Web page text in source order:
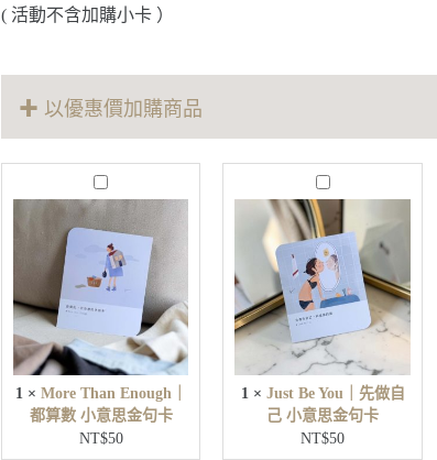
刺
飾
( 活動不含加購小卡 ）
✚ 以優惠價加購商品
M
o
h
n
E
n
o
u
g
h
｜
1 × More Than Enough｜
都算數 小意思金句卡
NT$50
J
u
s
t
B
e
Y
o
u
｜
先
做
自
己
1 × Just Be You｜先做自
己 小意思金句卡
NT$50